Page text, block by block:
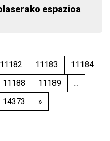
espazioa
11182 11183
11184
11188 11189
...
14373 »